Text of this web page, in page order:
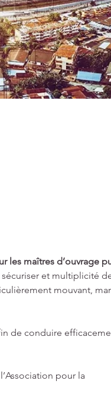
les maîtres d’ouvrage
et multiplicité
mouvant,
de conduire
pour la